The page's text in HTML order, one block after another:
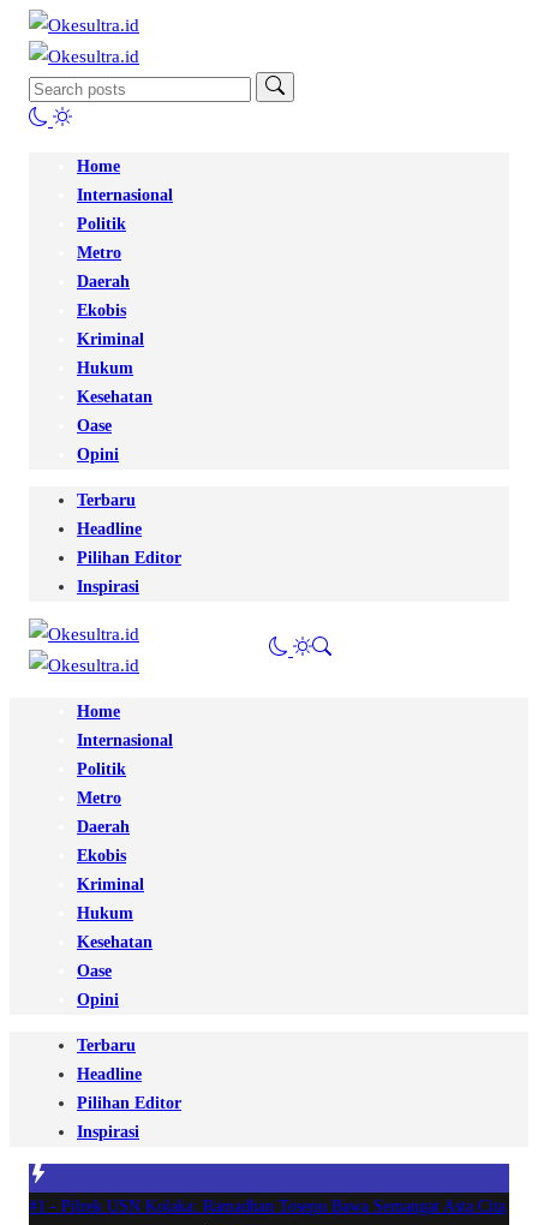
Home
Internasional
Politik
Metro
Daerah
Ekobis
Kriminal
Hukum
Kesehatan
Oase
Opini
Terbaru
Headline
Pilihan Editor
Inspirasi
Home
Internasional
Politik
Metro
Daerah
Ekobis
Kriminal
Hukum
Kesehatan
Oase
Opini
Terbaru
Headline
Pilihan Editor
Inspirasi
#1 - Pilrek USN Kolaka: Ramadhan Tosepu Bawa Semangat Asta Cita